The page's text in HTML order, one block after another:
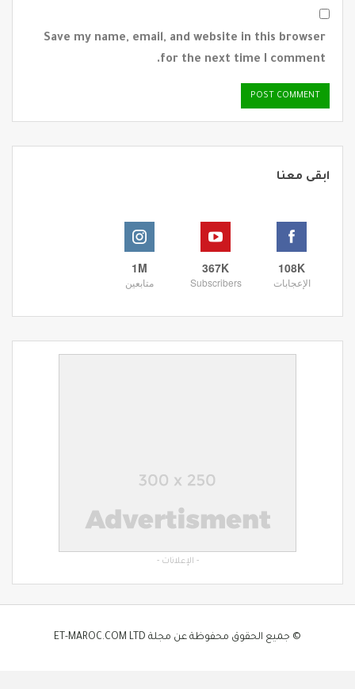
Save my name, email, and website in this browser
for the next time I comment.
ابقى معنا
108K
الإعجابات
367K
Subscribers
1M
متابعين
- الإعلانات -
© جميع الحقوق محفوظة عن مجلة ET-MAROC.COM LTD